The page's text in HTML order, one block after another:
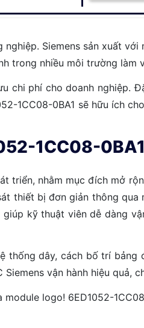
Siemens sản xuất với
trong nhiều môi trường làm
chi phí cho doanh nghiệp.
1CC08-0BA1 sẽ hữu ích
1CC08-0BA1
triển, nhằm mục đích mở
thiết bị đơn giản thông qua
kỹ thuật viên dễ dàng
thống dây, cách bố trí bảng
vận hành hiệu quả,
logo! 6ED1052-